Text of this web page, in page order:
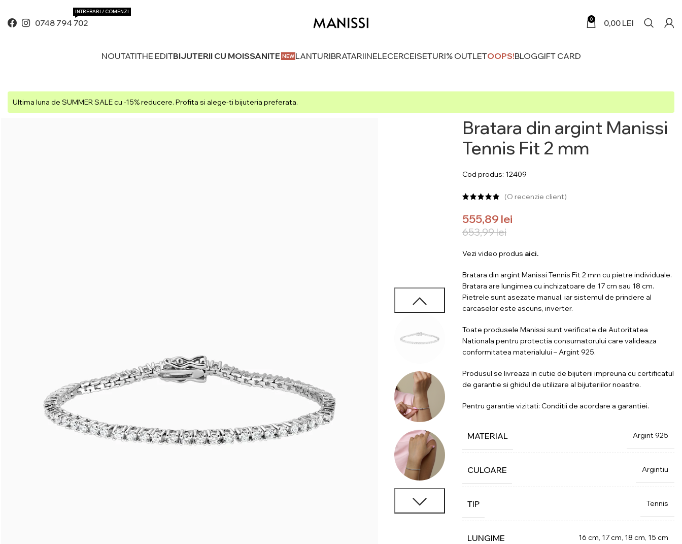
0748 794 702
INTREBARI / COMENZI
0
0,00 LEI
NOUTATITHE EDITBIJUTERII CU MOISSANITE LANTURIBRATARIINELECERCEISETURI% OUTLETOOPS!BLOGGIFT CARD
Ultima luna de SUMMER SALE cu -15% reducere. Profita si alege-ti bijuteria preferata.
Bratara din argint Manissi
Tennis Fit 2 mm
Cod produs: 12409
(O recenzie client)
653,99lei
555,89 lei
Vezi video produs aici.
Bratara din argint Manissi Tennis Fit 2 mm cu pietre individuale.
Bratara are lungimea cu inchizatoare de 17 cm sau 18 cm.
Pietrele sunt asezate manual, iar sistemul de prindere al
carcaselor este ascuns, inverter.
Toate produsele Manissi sunt verificate de Autoritatea
Nationala pentru protectia consumatorului care valideaza
conformitatea materialului – Argint 925.
Produsul se livreaza in cutie de bijuterii impreuna cu certificatul
de garantie si ghidul de utilizare al bijuteriilor noastre.
Pentru garantie vizitati: Conditii de acordare a garantiei.
MATERIAL Argint 925
CULOARE Argintiu
TIP Tennis
LUNGIME 16 cm, 17 cm, 18 cm, 15 cm